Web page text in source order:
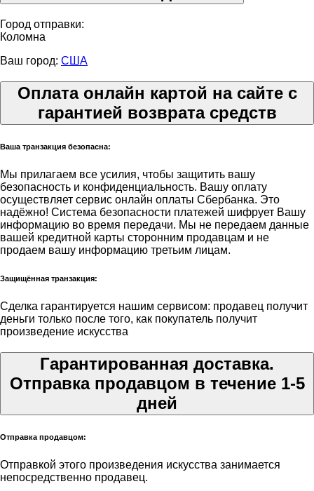
Город отправки:
Коломна
Ваш город: США
Оплата онлайн картой на сайте с
гарантией возврата средств
Ваша транзакция безопасна:
Мы прилагаем все усилия, чтобы защитить вашу
безопасность и конфиденциальность. Вашу оплату
осуществляет сервис онлайн оплаты Сбербанка. Это
надёжно! Система безопасности платежей шифрует Вашу
информацию во время передачи. Мы не передаем данные
вашей кредитной карты сторонним продавцам и не
продаем вашу информацию третьим лицам.
Защищённая транзакция:
Сделка гарантируется нашим сервисом: продавец получит
деньги только после того, как покупатель получит
произведение искусства
Гарантированная доставка.
Отправка продавцом в течение 1-5
дней
Отправка продавцом:
Отправкой этого произведения искусства занимается
непосредственно продавец.